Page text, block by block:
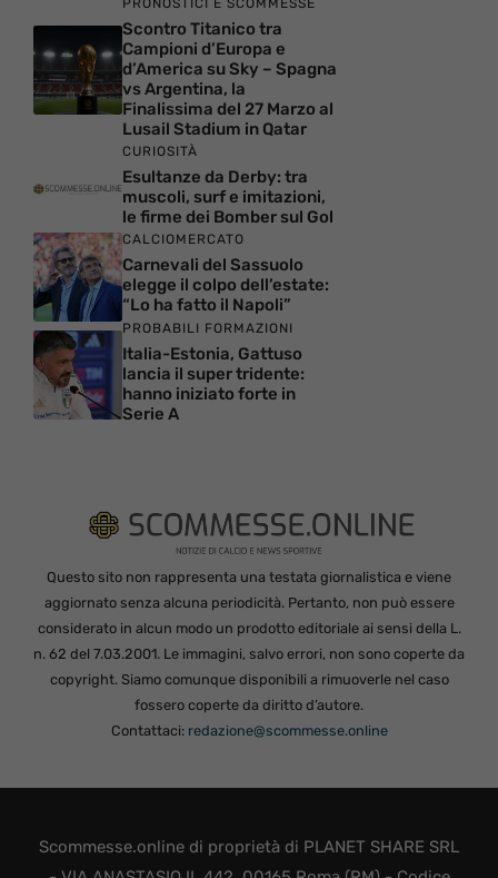
Scontro Titanico tra
Campioni d’Europa e
d’America su Sky – Spagna
vs Argentina, la
Finalissima del 27 Marzo al
Lusail Stadium in Qatar
CURIOSITÀ
Esultanze da Derby: tra
muscoli, surf e imitazioni,
le firme dei Bomber sul Gol
CALCIOMERCATO
Carnevali del Sassuolo
elegge il colpo dell’estate:
“Lo ha fatto il Napoli”
PROBABILI FORMAZIONI
Italia-Estonia, Gattuso
lancia il super tridente:
hanno iniziato forte in
Serie A
Questo sito non rappresenta una testata giornalistica e viene
aggiornato senza alcuna periodicità. Pertanto, non può essere
considerato in alcun modo un prodotto editoriale ai sensi della L.
n. 62 del 7.03.2001. Le immagini, salvo errori, non sono coperte da
copyright. Siamo comunque disponibili a rimuoverle nel caso
fossero coperte da diritto d’autore.
Contattaci: redazione@scommesse.online
Scommesse.online di proprietà di PLANET SHARE SRL